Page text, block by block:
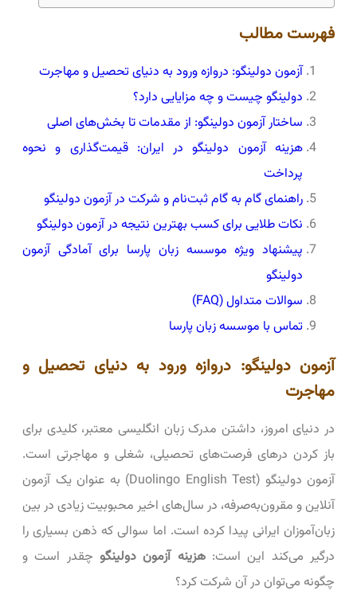
فهرست مطالب
آزمون دولینگو: دروازه ورود به دنیای تحصیل و مهاجرت
دولینگو چیست و چه مزایایی دارد؟
ساختار آزمون دولینگو: از مقدمات تا بخش‌های اصلی
هزینه آزمون دولینگو در ایران: قیمت‌گذاری و نحوه
پرداخت
راهنمای گام به گام ثبت‌نام و شرکت در آزمون دولینگو
نکات طلایی برای کسب بهترین نتیجه در آزمون دولینگو
پیشنهاد ویژه موسسه زبان پارسا برای آمادگی آزمون
دولینگو
سوالات متداول (FAQ)
تماس با موسسه زبان پارسا
آزمون دولینگو: دروازه ورود به دنیای تحصیل و
مهاجرت
در دنیای امروز، داشتن مدرک زبان انگلیسی معتبر، کلیدی برای
باز کردن درهای فرصت‌های تحصیلی، شغلی و مهاجرتی است.
آزمون دولینگو (Duolingo English Test) به عنوان یک آزمون
آنلاین و مقرون‌به‌صرفه، در سال‌های اخیر محبوبیت زیادی در بین
زبان‌آموزان ایرانی پیدا کرده است. اما سوالی که ذهن بسیاری را
درگیر می‌کند این است:هزینه آزمون دولینگو چقدر است و
چگونه می‌توان در آن شرکت کرد؟